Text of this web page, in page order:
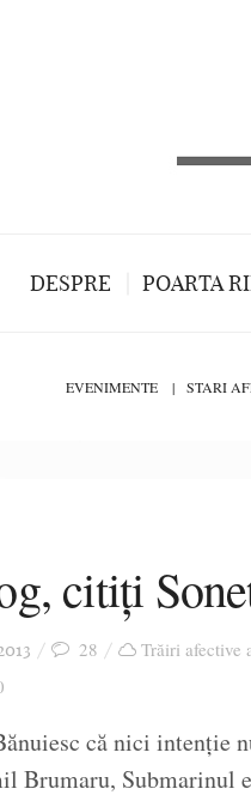
DESPRE POARTA
EVENIMENTE STARI
citiți
28 Trăiri afective
că nici intenție
Brumaru, Submarinul